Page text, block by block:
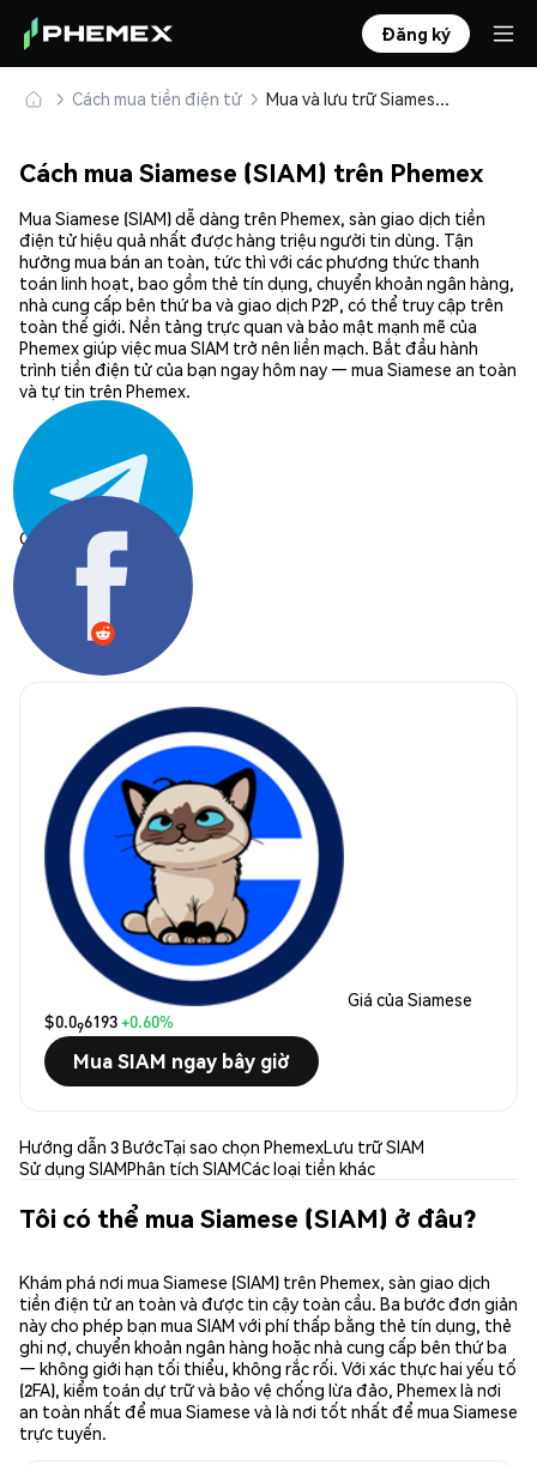
Đăng ký
Cách mua tiền điện tử Mua và lưu trữ Siamese (SIAM) an toàn
Cách mua Siamese (SIAM) trên Phemex
Mua Siamese (SIAM) dễ dàng trên Phemex, sàn giao dịch tiền
điện tử hiệu quả nhất được hàng triệu người tin dùng. Tận
hưởng mua bán an toàn, tức thì với các phương thức thanh
toán linh hoạt, bao gồm thẻ tín dụng, chuyển khoản ngân hàng,
nhà cung cấp bên thứ ba và giao dịch P2P, có thể truy cập trên
toàn thế giới. Nền tảng trực quan và bảo mật mạnh mẽ của
Phemex giúp việc mua SIAM trở nên liền mạch. Bắt đầu hành
trình tiền điện tử của bạn ngay hôm nay — mua Siamese an toàn
và tự tin trên Phemex.
Chia sẻ:
Giá của Siamese
$0.096193+0.60%
Mua SIAM ngay bây giờ
Hướng dẫn 3 BướcTại sao chọn PhemexLưu trữ SIAM
Sử dụng SIAMPhân tích SIAMCác loại tiền khác
Tôi có thể mua Siamese (SIAM) ở đâu?
Khám phá nơi mua Siamese (SIAM) trên Phemex, sàn giao dịch
tiền điện tử an toàn và được tin cậy toàn cầu. Ba bước đơn giản
này cho phép bạn mua SIAM với phí thấp bằng thẻ tín dụng, thẻ
ghi nợ, chuyển khoản ngân hàng hoặc nhà cung cấp bên thứ ba
— không giới hạn tối thiểu, không rắc rối. Với xác thực hai yếu tố
(2FA), kiểm toán dự trữ và bảo vệ chống lừa đảo, Phemex là nơi
an toàn nhất để mua Siamese và là nơi tốt nhất để mua Siamese
trực tuyến.